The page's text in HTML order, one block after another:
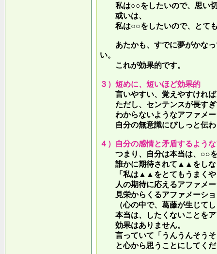
私は○○をしたいので、思い切
或いは、
私は○○をしたいので、とても
あたかも、すでに夢がかなっ
い。
これが効果的です。
３）短めに、短いほど効果的
言いやすい、覚えやすければ
ただし、センテンスが長すぎ
わからないようなアファメー
自分の無意識にぴしっと伝わ
４）自分の感情と矛盾するよう
つまり、自分は本当は、○○を
誰かに期待されて▲▲をしな
「私は▲▲をとてもうまくや
人の期待に応えるアファメ
見栄からくるアファメーショ
（心の中で、葛藤が生じてし
本当は、したくないことをア
効果はありません。
言っていて 「うんうんそう
と心から思うことにしてくだ